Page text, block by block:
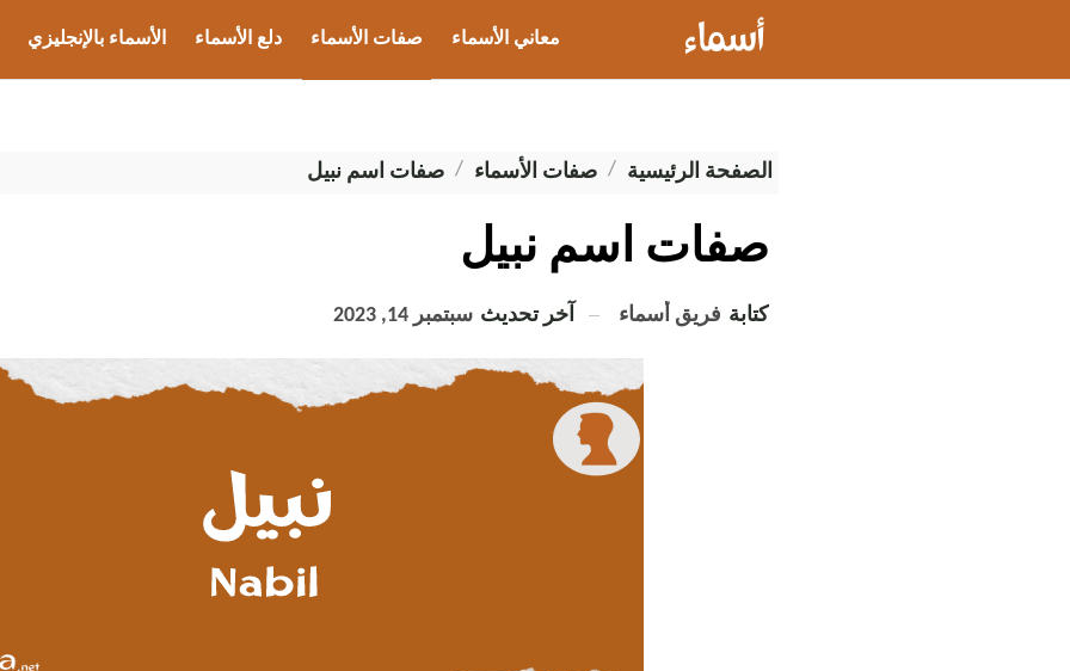
معاني الأسماء صفات الأسماء دلع الأسماء الأسماء بالإنجليزي
الصفحة الرئيسية صفات الأسماء صفات اسم نبيل
صفات اسم نبيل
كتابة فريق أسماء آخر تحديث سبتمبر 14, 2023